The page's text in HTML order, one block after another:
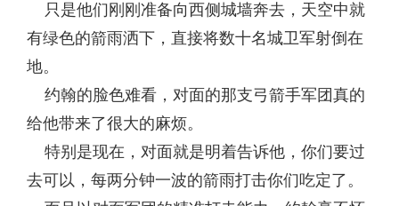
只是他们刚刚准备向西侧城墙奔去，天空中就
有绿色的箭雨洒下，直接将数十名城卫军射倒在
地。
约翰的脸色难看，对面的那支弓箭手军团真的
给他带来了很大的麻烦。
特别是现在，对面就是明着告诉他，你们要过
去可以，每两分钟一波的箭雨打击你们吃定了。